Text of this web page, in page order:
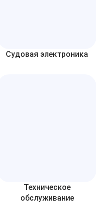
Судовая электроника
Техническое
обслуживание